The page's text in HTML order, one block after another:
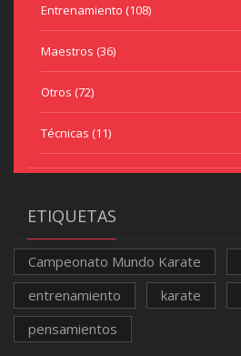
Entrenamiento (108)
Maestros (36)
Otros (72)
Técnicas (11)
ETIQUETAS
Campeonato Mundo Karate
entrenamiento
karate
pensamientos